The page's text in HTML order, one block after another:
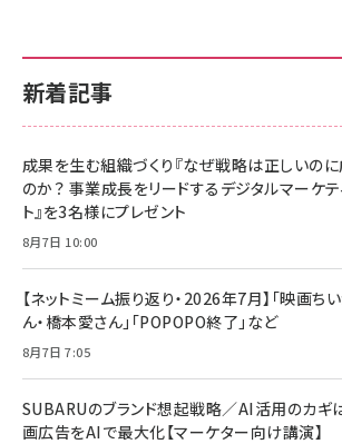
新着記事
成果を生む組織づくり『なぜ戦略は正しいの
のか？ 事業成長をリードするデジタルマーケテ
ト』を3名様にプレゼント
8月7日 10:00
【ネットミーム振り返り・2026年7月】「映画ち
ん・橋本愛さん」「POPOPO終了」など
8月7日 7:05
SUBARUのブランド想起戦略／AI活用のカギは
画広告をAIで最大化【マーケター向け講演】